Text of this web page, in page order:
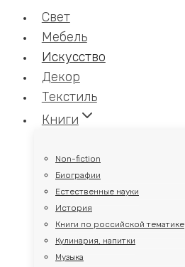
Свет
Мебель
Искусство
Декор
Текстиль
Книги
Non-fiction
Биографии
Естественные науки
История
Книги по российской тематике
Кулинария, напитки
Музыка